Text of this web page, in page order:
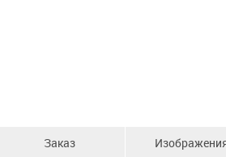
Заказ